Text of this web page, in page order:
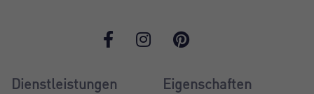
Dienstleistungen Eigenschaften